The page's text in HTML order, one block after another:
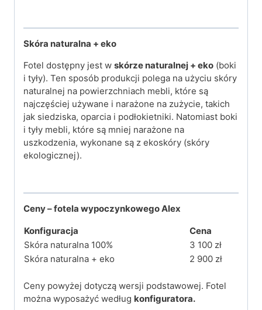
Skóra naturalna + eko
Fotel dostępny jest w skórze naturalnej + eko (boki
i tyły). Ten sposób produkcji polega na użyciu skóry
naturalnej na powierzchniach mebli, które są
najczęściej używane i narażone na zużycie, takich
jak siedziska, oparcia i podłokietniki. Natomiast boki
i tyły mebli, które są mniej narażone na
uszkodzenia, wykonane są z ekoskóry (skóry
ekologicznej).
Ceny – fotela wypoczynkowego Alex
Konfiguracja
Cena
Skóra naturalna 100%
3 100 zł
Skóra naturalna + eko
2 900 zł
Ceny powyżej dotyczą wersji podstawowej. Fotel
można wyposażyć według konfiguratora.